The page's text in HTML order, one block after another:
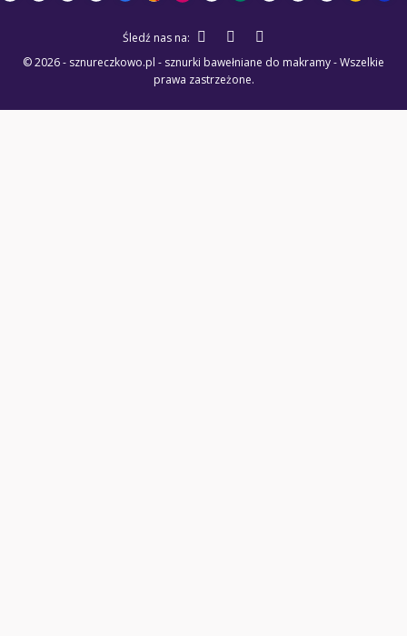
© 2026 - sznureczkowo.pl - sznurki bawełniane do makramy - Wszelkie
prawa zastrzeżone.
Śledź nas na: